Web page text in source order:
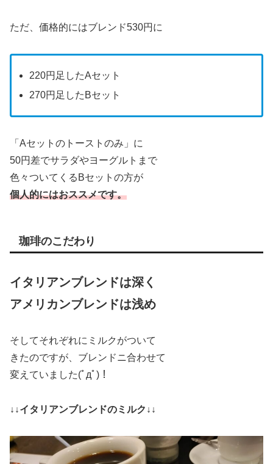
ただ、価格的にはブレンド530円に
220円足したAセット
270円足したBセット
「Aセットのトーストのみ」に
50円差でサラダやヨーグルトまで
色々ついてくるBセットの方が
個人的にはおススメです。
珈琲のこだわり
イタリアンブレンドは深く
アメリカンブレンドは浅め
そしてそれぞれにミルクがついて
きたのですが、ブレンドニ合わせて
変えていました(ﾟдﾟ)！
↓↓イタリアンブレンドのミルク↓↓